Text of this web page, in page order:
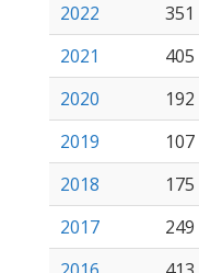
2022
351
2021
405
2020
192
2019
107
2018
175
2017
249